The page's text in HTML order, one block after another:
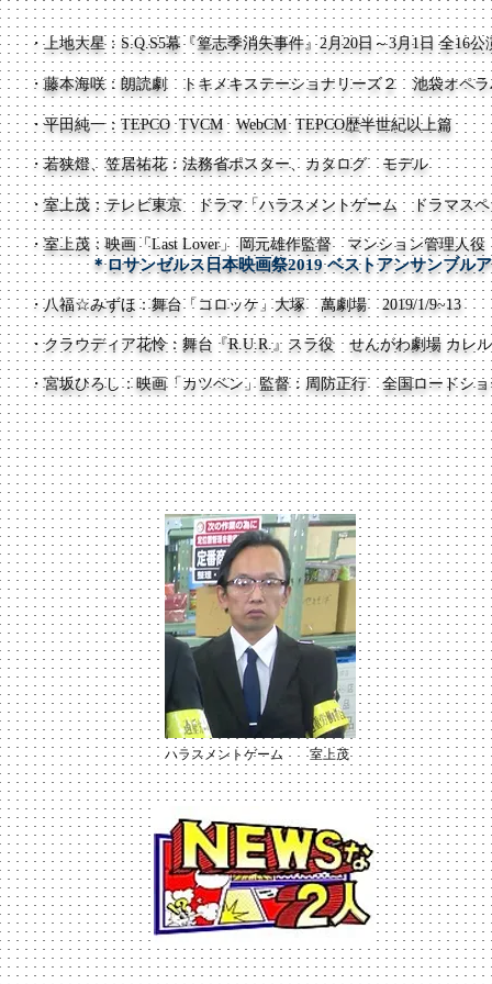
・上地大星：S.Q.S5幕『篁志季消失事件』2月20日～3月1日 全16
・藤本海咲：朗読劇 トキメキステーショナリーズ２​ 池袋オペラ
​・平田純一：TEPCO TVCM WebCM TEPCO歴半世紀以上篇
・​若狭燈、笠居祐花：法務省ポスター、カタログ モデル
・室上茂：テレビ東京 ドラマ「ハラスメントゲーム ドラマス
・​室上茂：映画「Last Lover」 岡元雄作監督 マンショ
＊ロサンゼルス日本映画祭2019 ベストアンサンブル
・八福☆みずほ：舞台「コロッケ」大塚 萬劇場 2019/1/9~13
・クラウディア花怜：舞台『R.U.R.』スラ役 せんがわ劇場 カレ
・​宮坂ひろし：映画「カツベン」監督： 周防正行 全国ロードショ
ハラスメントゲーム 室上茂